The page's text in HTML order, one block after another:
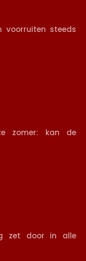
voorruiten steeds
zomer: kan de
zet door in alle